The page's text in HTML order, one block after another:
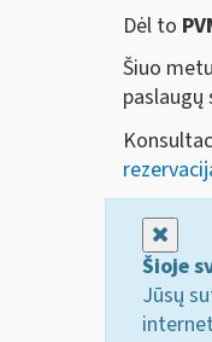
Dėl to
Šiuo
Šioje
Jūsų